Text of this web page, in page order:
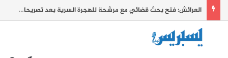
العرائش: فتح بحث قضائي مع مرشحة للهجرة السرية بعد تصريحات زائفة واتهامات كيدية بشأن أحداث الفنيدق وسبتة